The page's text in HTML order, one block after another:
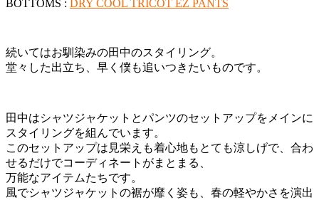
BOTTOMS : DRY COOL TRICOT EZ PANTS
続いてはお馴染みの田中のスタイリング。
堂々した出立ち、早く僕も追いつきたいものです。
田中はシャツジャケットとパンツのセットアップをメインに
スタイリングを組んでいます。
このセットアップは見栄えも着心地もとても涼しげで、合わ
せるだけでコーディネートがまとまる、
万能なアイテムたちです。
風でシャツジャケットの裾が靡く姿も、春の軽やかさを演出